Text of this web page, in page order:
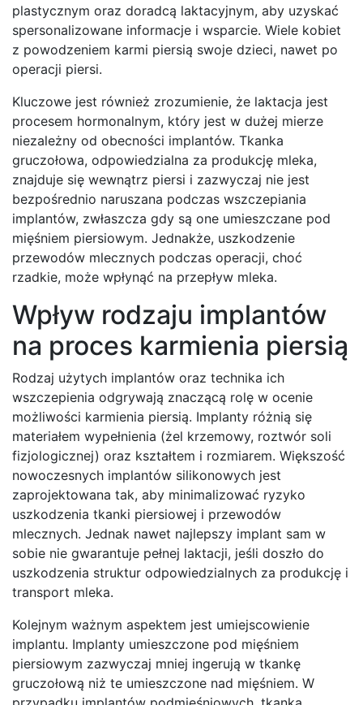
plastycznym oraz doradcą laktacyjnym, aby uzyskać
spersonalizowane informacje i wsparcie. Wiele kobiet
z powodzeniem karmi piersią swoje dzieci, nawet po
operacji piersi.
Kluczowe jest również zrozumienie, że laktacja jest
procesem hormonalnym, który jest w dużej mierze
niezależny od obecności implantów. Tkanka
gruczołowa, odpowiedzialna za produkcję mleka,
znajduje się wewnątrz piersi i zazwyczaj nie jest
bezpośrednio naruszana podczas wszczepiania
implantów, zwłaszcza gdy są one umieszczane pod
mięśniem piersiowym. Jednakże, uszkodzenie
przewodów mlecznych podczas operacji, choć
rzadkie, może wpłynąć na przepływ mleka.
Wpływ rodzaju implantów
na proces karmienia piersią
Rodzaj użytych implantów oraz technika ich
wszczepienia odgrywają znaczącą rolę w ocenie
możliwości karmienia piersią. Implanty różnią się
materiałem wypełnienia (żel krzemowy, roztwór soli
fizjologicznej) oraz kształtem i rozmiarem. Większość
nowoczesnych implantów silikonowych jest
zaprojektowana tak, aby minimalizować ryzyko
uszkodzenia tkanki piersiowej i przewodów
mlecznych. Jednak nawet najlepszy implant sam w
sobie nie gwarantuje pełnej laktacji, jeśli doszło do
uszkodzenia struktur odpowiedzialnych za produkcję i
transport mleka.
Kolejnym ważnym aspektem jest umiejscowienie
implantu. Implanty umieszczone pod mięśniem
piersiowym zazwyczaj mniej ingerują w tkankę
gruczołową niż te umieszczone nad mięśniem. W